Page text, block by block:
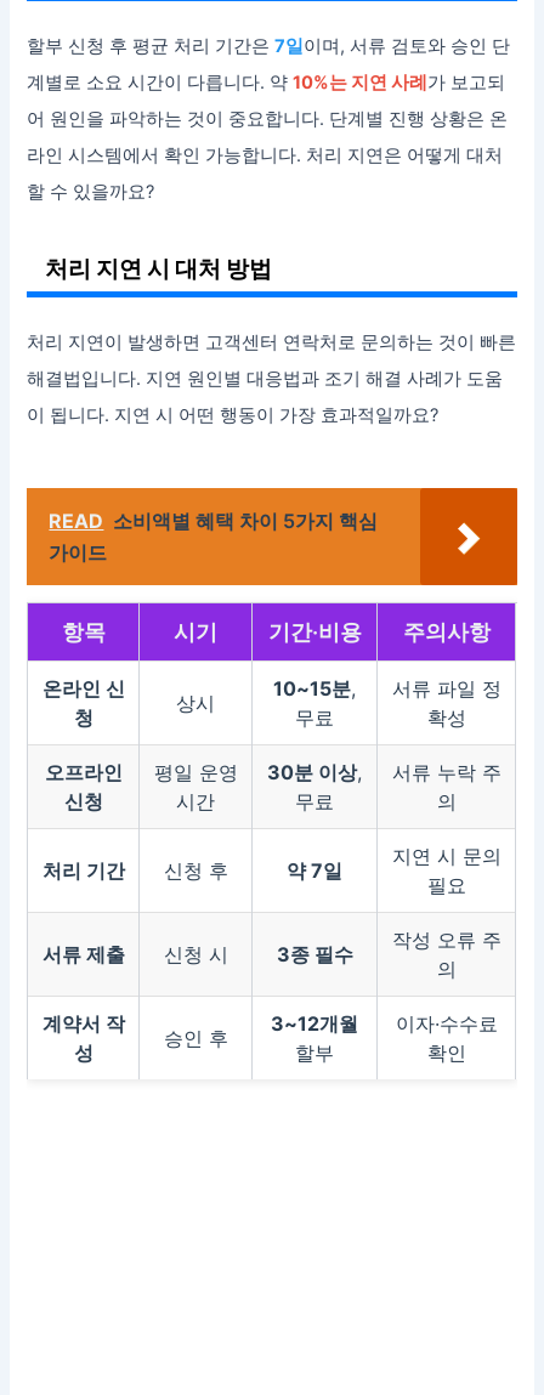
할부 신청 후 평균 처리 기간은7일이며, 서류 검토와 승인 단
계별로 소요 시간이 다릅니다. 약10%는 지연 사례 가 보고되
어 원인을 파악하는 것이 중요합니다. 단계별 진행 상황은 온
라인 시스템에서 확인 가능합니다. 처리 지연은 어떻게 대처
할 수 있을까요?
처리 지연 시 대처 방법
처리 지연이 발생하면 고객센터 연락처로 문의하는 것이 빠른
해결법입니다. 지연 원인별 대응법과 조기 해결 사례가 도움
이 됩니다. 지연 시 어떤 행동이 가장 효과적일까요?
READ 소비액별 혜택 차이 5가지 핵심
가이드
항목 시기 기간·비용 주의사항
온라인 신
청
상시
10~15분,
무료
서류 파일 정
확성
오프라인
신청
평일 운영
시간
30분 이상,
무료
서류 누락 주
의
처리 기간 신청 후 약 7일
지연 시 문의
필요
서류 제출 신청 시 3종 필수
작성 오류 주
의
계약서 작
성
승인 후
3~12개월
할부
이자·수수료
확인